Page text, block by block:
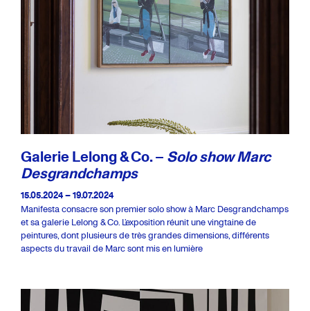
Galerie Lelong & Co. – Solo show Marc
Desgrandchamps
15.05.2024 – 19.07.2024
Manifesta consacre son premier solo show à Marc Desgrandchamps
et sa galerie Lelong & Co. L’exposition réunit une vingtaine de
peintures, dont plusieurs de très grandes dimensions, différents
aspects du travail de Marc sont mis en lumière